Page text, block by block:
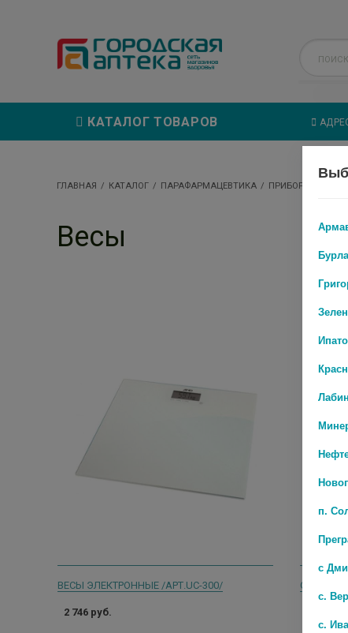
КАТАЛОГ ТОВАРОВ
ГЛАВНАЯ КАТАЛОГ ПАРАФАРМАЦЕВТИКА ПРИБОРЫ И
Весы
ВЕСЫ ЭЛЕКТРОННЫЕ /АРТ.UC-300/
2 746 руб.
ОМРОН
п.
с
с.
с.